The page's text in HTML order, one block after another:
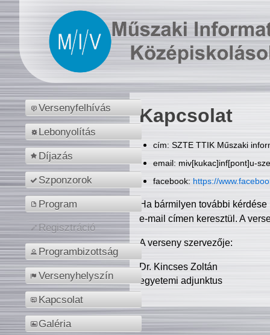
Versenyfelhívás
Lebonyolítás
Díjazás
Szponzorok
Program
Regisztráció
Programbizottság
Versenyhelyszín
Kapcsolat
Galéria
Kapcsolat
cím: SZTE TTIK Műszaki
email: miv[kukac]inf[pont]u-
facebook: https://
Ha bármilyen további
e-mail címen keresztül. A
A verseny szervezője:
Dr. Kincses Zoltán
egyetemi adjunktus